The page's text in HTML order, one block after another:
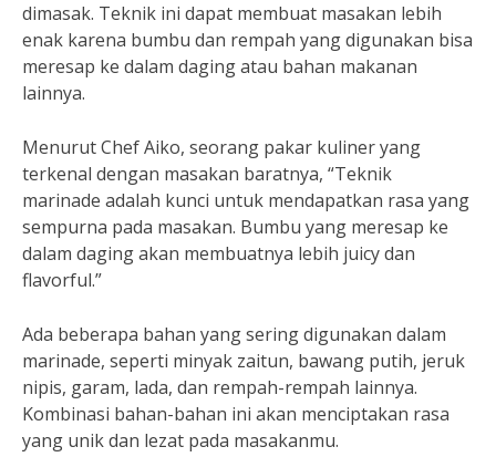
dimasak. Teknik ini dapat membuat masakan lebih
enak karena bumbu dan rempah yang digunakan bisa
meresap ke dalam daging atau bahan makanan
lainnya.
Menurut Chef Aiko, seorang pakar kuliner yang
terkenal dengan masakan baratnya, “Teknik
marinade adalah kunci untuk mendapatkan rasa yang
sempurna pada masakan. Bumbu yang meresap ke
dalam daging akan membuatnya lebih juicy dan
flavorful.”
Ada beberapa bahan yang sering digunakan dalam
marinade, seperti minyak zaitun, bawang putih, jeruk
nipis, garam, lada, dan rempah-rempah lainnya.
Kombinasi bahan-bahan ini akan menciptakan rasa
yang unik dan lezat pada masakanmu.